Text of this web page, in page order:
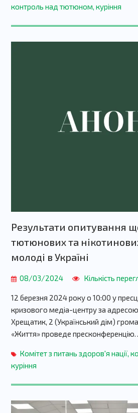
контроль над тютюном, куріння
Результати опитування
тютюнових та
молоді в Україні
08/03/2024 Кількість
12 березня 2024 року о 10:00 у
кризового медіа-центру за адресою
Хрещатик, 2 (Український дім)
«Життя» проведе
Комітет з питань здоров'я нації,
куріння